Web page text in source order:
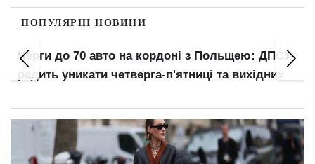
ПОПУЛЯРНІ НОВИНИ
Черги до 70 авто на кордоні з Польщею: ДПСУ
радить уникати четверга-п'ятниці та вихідних